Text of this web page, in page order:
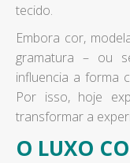
tecido.
Embora cor,
gramatura – ou
influencia a forma
Por isso, hoje
transformar a
O LUXO